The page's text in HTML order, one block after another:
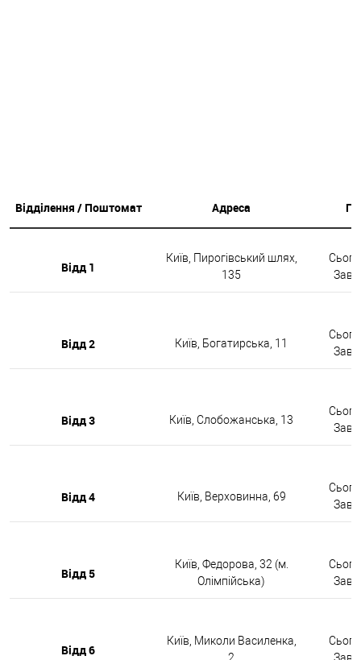
Відділення / Поштомат Адреса
Відд 1
Київ, Пирогівський шлях,
135
Відд 2 Київ, Богатирська, 11
Відд 3 Київ, Слобожанська, 13
Відд 4 Київ, Верховинна, 69
Відд 5
Київ, Федорова, 32 (м.
Олімпійська)
Відд 6
Київ, Миколи Василенка,